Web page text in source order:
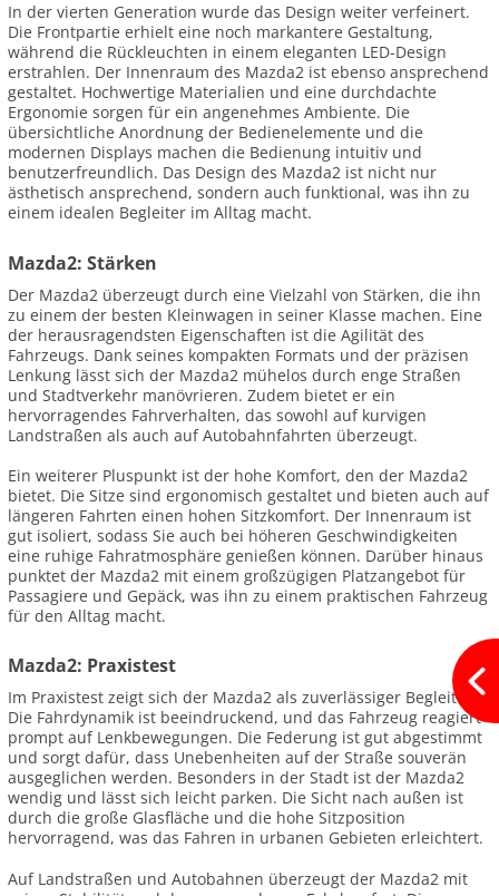
In der vierten Generation wurde das Design weiter verfeinert.
Die Frontpartie erhielt eine noch markantere Gestaltung,
während die Rückleuchten in einem eleganten LED-Design
erstrahlen. Der Innenraum des Mazda2 ist ebenso ansprechend
gestaltet. Hochwertige Materialien und eine durchdachte
Ergonomie sorgen für ein angenehmes Ambiente. Die
übersichtliche Anordnung der Bedienelemente und die
modernen Displays machen die Bedienung intuitiv und
benutzerfreundlich. Das Design des Mazda2 ist nicht nur
ästhetisch ansprechend, sondern auch funktional, was ihn zu
einem idealen Begleiter im Alltag macht.
Mazda2: Stärken
Der Mazda2 überzeugt durch eine Vielzahl von Stärken, die ihn
zu einem der besten Kleinwagen in seiner Klasse machen. Eine
der herausragendsten Eigenschaften ist die Agilität des
Fahrzeugs. Dank seines kompakten Formats und der präzisen
Lenkung lässt sich der Mazda2 mühelos durch enge Straßen
und Stadtverkehr manövrieren. Zudem bietet er ein
hervorragendes Fahrverhalten, das sowohl auf kurvigen
Landstraßen als auch auf Autobahnfahrten überzeugt.
Ein weiterer Pluspunkt ist der hohe Komfort, den der Mazda2
bietet. Die Sitze sind ergonomisch gestaltet und bieten auch auf
längeren Fahrten einen hohen Sitzkomfort. Der Innenraum ist
gut isoliert, sodass Sie auch bei höheren Geschwindigkeiten
eine ruhige Fahratmosphäre genießen können. Darüber hinaus
punktet der Mazda2 mit einem großzügigen Platzangebot für
Passagiere und Gepäck, was ihn zu einem praktischen Fahrzeug
für den Alltag macht.
Mazda2: Praxistest
Im Praxistest zeigt sich der Mazda2 als zuverlässiger Begleiter.
Die Fahrdynamik ist beeindruckend, und das Fahrzeug reagiert
prompt auf Lenkbewegungen. Die Federung ist gut abgestimmt
und sorgt dafür, dass Unebenheiten auf der Straße souverän
ausgeglichen werden. Besonders in der Stadt ist der Mazda2
wendig und lässt sich leicht parken. Die Sicht nach außen ist
durch die große Glasfläche und die hohe Sitzposition
hervorragend, was das Fahren in urbanen Gebieten erleichtert.
Auf Landstraßen und Autobahnen überzeugt der Mazda2 mit